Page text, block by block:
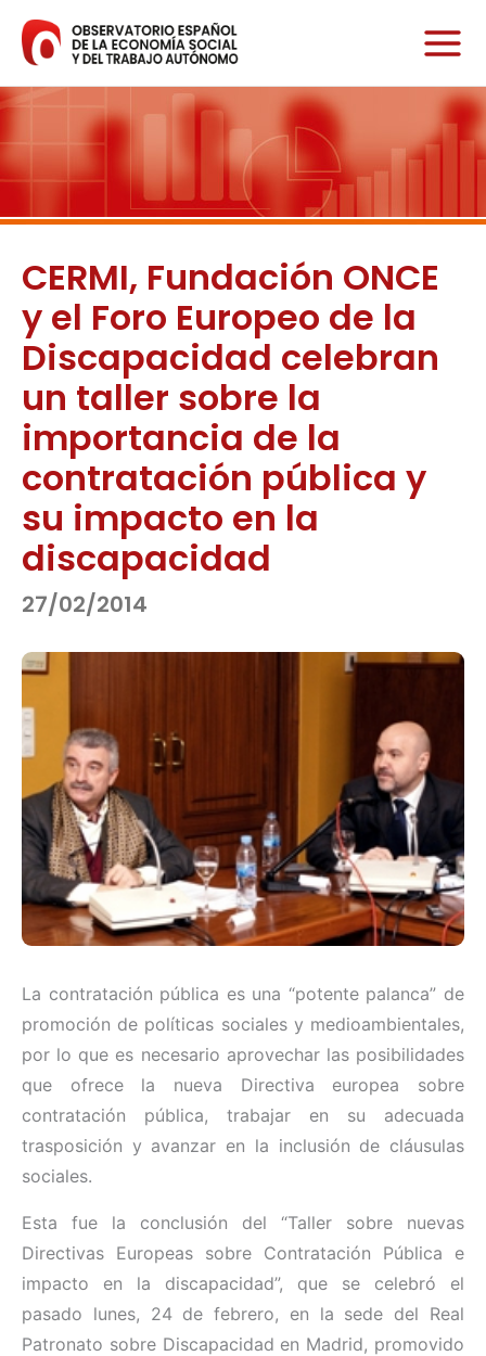
contenido
CERMI, Fundación ONCE
y el Foro Europeo de la
Discapacidad celebran
un taller sobre la
importancia de la
contratación pública y
su impacto en la
discapacidad
27/02/2014
La contratación pública es una “potente palanca” de
promoción de políticas sociales y medioambientales,
por lo que es necesario aprovechar las posibilidades
que ofrece la nueva Directiva europea sobre
contratación pública, trabajar en su adecuada
trasposición y avanzar en la inclusión de cláusulas
sociales.
Esta fue la conclusión del “Taller sobre nuevas
Directivas Europeas sobre Contratación Pública e
impacto en la discapacidad”, que se celebró el
pasado lunes, 24 de febrero, en la sede del Real
Patronato sobre Discapacidad en Madrid, promovido